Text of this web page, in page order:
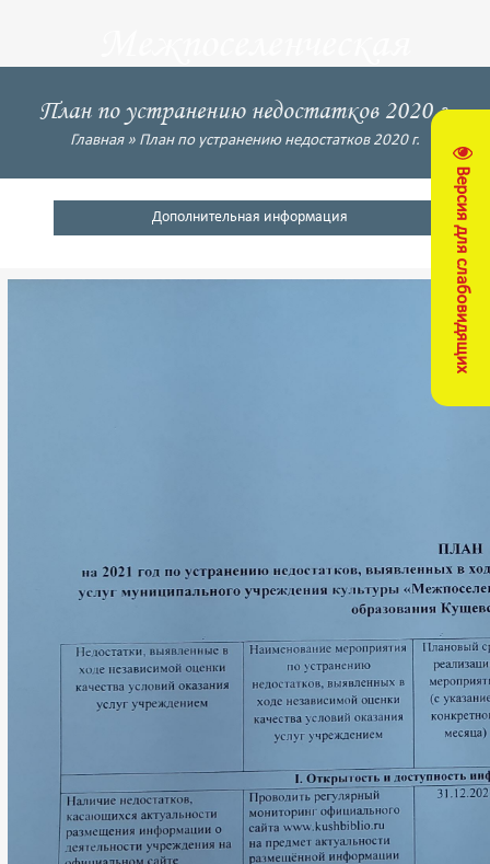
Версия для слабовидящих
центральная
библиотека
Кущевский район
План по устранению недостатков 2020 г.
Главная» План по устранению недостатков 2020 г.
Дополнительная информация